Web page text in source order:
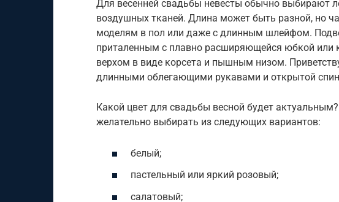
Для весенней свадьбы невесты обычно выбирают
воздушных тканей. Длина может быть разной, но
моделям в пол или даже с длинным шлейфом.
приталенным с плавно расширяющейся юбкой или
верхом в виде корсета и пышным низом.
длинными облегающими рукавами и открытой
Какой цвет для свадьбы весной будет
желательно выбирать из следующих вариантов:
белый;
пастельный или яркий розовый;
салатовый;